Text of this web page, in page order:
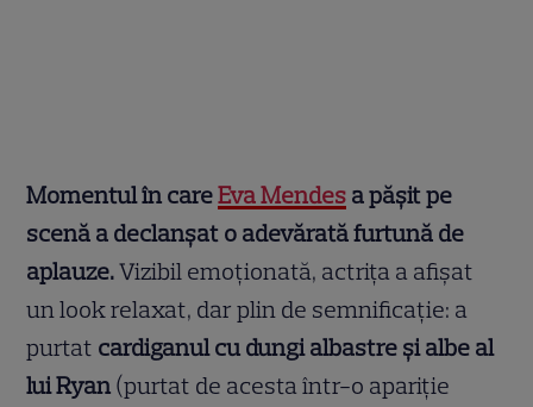
Momentul în careEva Mendes a pășit pe
scenă a declanșat o adevărată furtună de
aplauze.Vizibil emoționată, actrița a afișat
un look relaxat, dar plin de semnificație: a
purtat cardiganul cu dungi albastre și albe al
lui Ryan (purtat de acesta într-o apariție